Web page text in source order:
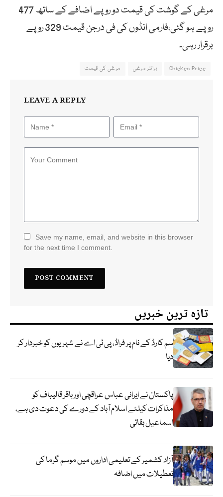
مرغی کے گوشت کی قیمت دو روپے اضافے کے ساتھ 477
روپے ہو گئی،فارمی انڈوں کی فی درجن قیمت 329 روپے
برقرار رہی۔
Chicken Price برائلر مرغی مرغی کی قیمت
LEAVE A REPLY
Save my name, email, and website in this browser
for the next time I comment.
تازہ ترین خبریں
سم کارڈ کے نام پر فراڈ، پی ٹی اے نے شہریوں کو خبردار کر
دیا
پاکستان نے ایرانی عباس عراقچی اورباقر قالیباف کو
مذاکرات کیلئے اسلام آباد کے دورے کی دعوت دی ہے،
اسماعیل بقائی
آزاد کشمیر کے تعلیمی اداروں میں موسم گرما کی
تعطیلات میں اضافہ